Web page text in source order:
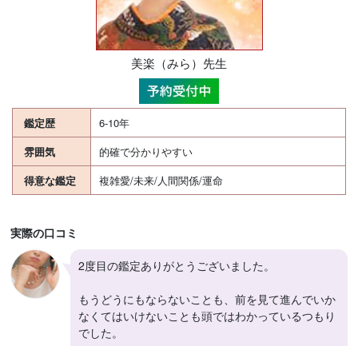
美楽（みら）先生
鑑定歴
6-10年
雰囲気
的確で分かりやすい
得意な鑑定
複雑愛/未来/人間関係/運命
実際の口コミ
2度目の鑑定ありがとうございました。
もうどうにもならないことも、前を見て進んでいか
なくてはいけないことも頭ではわかっているつもり
でした。